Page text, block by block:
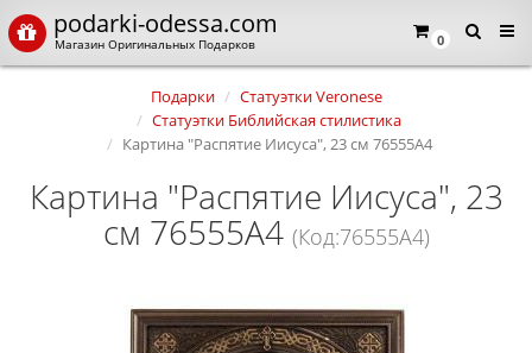
0
podarki-odessa.com
Магазин Оригинальных Подарков
Подарки
Статуэтки Veronese
Статуэтки Библийская стилистика
Картина "Распятие Иисуса", 23 см 76555A4
Картина "Распятие Иисуса", 23
см 76555A4 (Код:76555A4)